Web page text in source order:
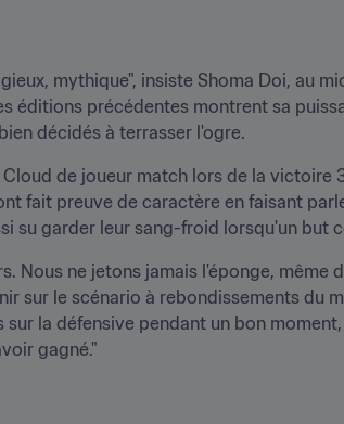
mythique", insiste Shoma Doi, au
éditions précédentes montrent sa
décidés à terrasser l'ogre.
de joueur match lors de la victoire
fait preuve de caractère en faisant
su garder leur sang-froid lorsqu'un but
Nous ne jetons jamais l'éponge,
sur le scénario à rebondissements du
la défensive pendant un bon
gagné."